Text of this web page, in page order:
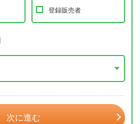
登録販売者
次に進む